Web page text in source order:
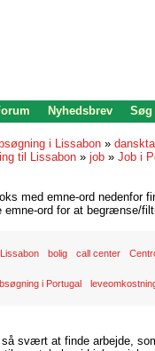
Nyhedsbrev Søg
i Lissabon »
til Lissabon » job » Job i
med emne-ord nedenfor
emne-ord for at begrænse/
bolig call center
i Portugal
så svært at finde arbejde,